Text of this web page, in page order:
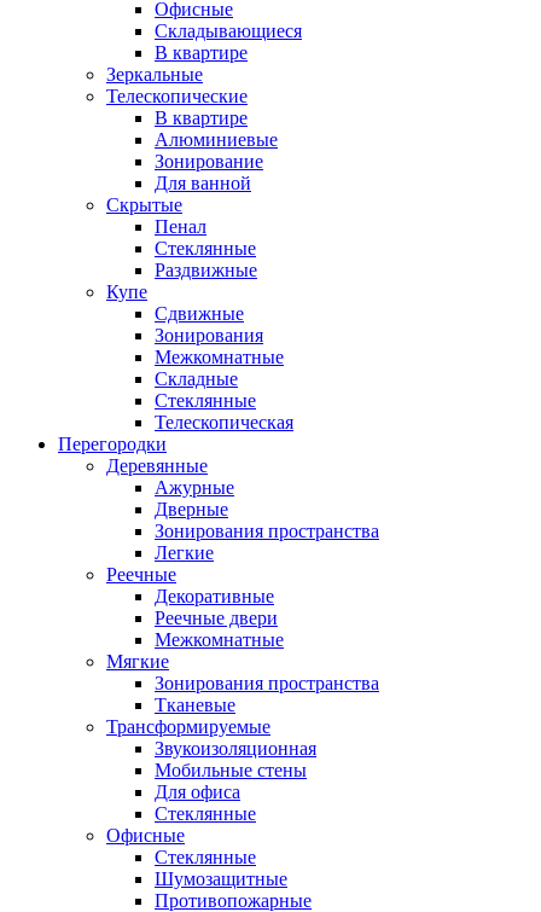
Офисные
Складывающиеся
В квартире
Зеркальные
Телескопические
В квартире
Алюминиевые
Зонирование
Для ванной
Скрытые
Пенал
Стеклянные
Раздвижные
Купе
Сдвижные
Зонирования
Межкомнатные
Складные
Стеклянные
Телескопическая
Перегородки
Деревянные
Ажурные
Дверные
Зонирования пространства
Легкие
Реечные
Декоративные
Реечные двери
Межкомнатные
Мягкие
Зонирования пространства
Тканевые
Трансформируемые
Звукоизоляционная
Мобильные стены
Для офиса
Стеклянные
Офисные
Стеклянные
Шумозащитные
Противопожарные